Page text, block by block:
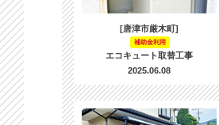
[唐津市厳木町]
補助金利用
エコキュート取替工事
2025.06.08